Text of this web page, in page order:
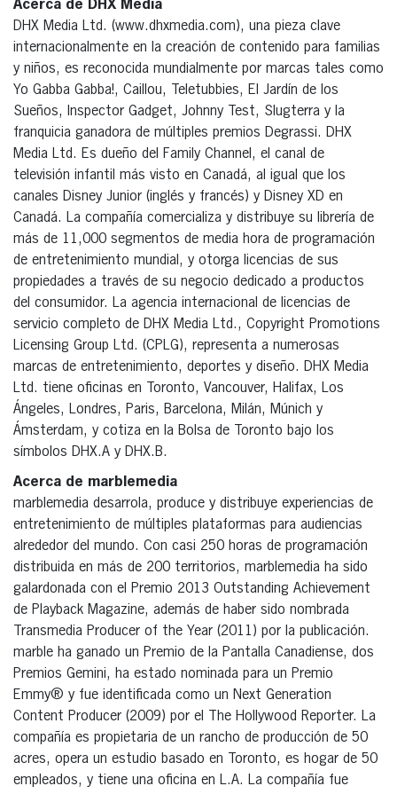
Acerca de DHX Media
DHX Media Ltd. (www.dhxmedia.com), una pieza clave
internacionalmente en la creación de contenido para familias
y niños, es reconocida mundialmente por marcas tales como
Yo Gabba Gabba!, Caillou, Teletubbies, El Jardín de los
Sueños, Inspector Gadget, Johnny Test, Slugterra y la
franquicia ganadora de múltiples premios Degrassi. DHX
Media Ltd. Es dueño del Family Channel, el canal de
televisión infantil más visto en Canadá, al igual que los
canales Disney Junior (inglés y francés) y Disney XD en
Canadá. La compañía comercializa y distribuye su librería de
más de 11,000 segmentos de media hora de programación
de entretenimiento mundial, y otorga licencias de sus
propiedades a través de su negocio dedicado a productos
del consumidor. La agencia internacional de licencias de
servicio completo de DHX Media Ltd., Copyright Promotions
Licensing Group Ltd. (CPLG), representa a numerosas
marcas de entretenimiento, deportes y diseño. DHX Media
Ltd. tiene oficinas en Toronto, Vancouver, Halifax, Los
Ángeles, Londres, Paris, Barcelona, Milán, Múnich y
Ámsterdam, y cotiza en la Bolsa de Toronto bajo los
símbolos DHX.A y DHX.B.
Acerca de marblemedia
marblemedia desarrola, produce y distribuye experiencias de
entretenimiento de múltiples plataformas para audiencias
alrededor del mundo. Con casi 250 horas de programación
distribuida en más de 200 territorios, marblemedia ha sido
galardonada con el Premio 2013 Outstanding Achievement
de Playback Magazine, además de haber sido nombrada
Transmedia Producer of the Year (2011) por la publicación.
marble ha ganado un Premio de la Pantalla Canadiense, dos
Premios Gemini, ha estado nominada para un Premio
Emmy® y fue identificada como un Next Generation
Content Producer (2009) por el The Hollywood Reporter. La
compañía es propietaria de un rancho de producción de 50
acres, opera un estudio basado en Toronto, es hogar de 50
empleados, y tiene una oficina en L.A. La compañía fue